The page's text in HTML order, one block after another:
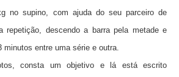
no supino, com ajuda do seu parceiro de
repetição, descendo a barra pela metade e
entre uma série e outra.
consta um objetivo e lá está escrito